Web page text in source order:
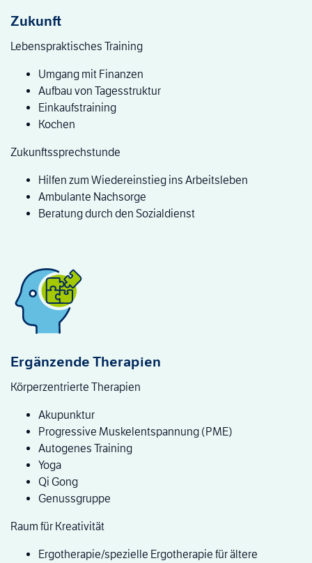
Zukunft
Lebenspraktisches Training
Umgang mit Finanzen
Aufbau von Tagesstruktur
Einkaufstraining
Kochen
Zukunftssprechstunde
Hilfen zum Wiedereinstieg ins Arbeitsleben
Ambulante Nachsorge
Beratung durch den Sozialdienst
Ergänzende Therapien
Körperzentrierte Therapien
Akupunktur
Progressive Muskelentspannung (PME)
Autogenes Training
Yoga
Qi Gong
Genussgruppe
Raum für Kreativität
Ergotherapie/spezielle Ergotherapie für ältere